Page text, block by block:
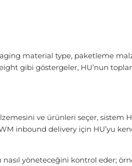
material type, paketleme
gibi göstergeler, HU’nun toplam
ve ürünleri seçer, sistem
inbound delivery için HU’yu
nasıl yöneteceğini kontrol eder;